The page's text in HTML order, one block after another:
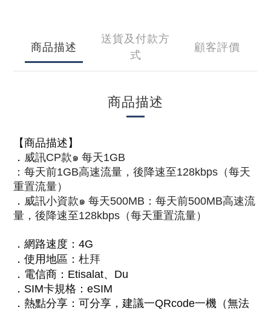
商品描述
送貨及付款方
式
顧客評價
商品描述
【商品描述】
． 威訊CP款๑ 每天1GB
：每天前1GB高速流量，後降速至128kbps（每天
重置流量）
． 威訊小資款๑ 每天500MB ：每天前500MB高速流
量，後降速至128kbps（每天重置流量）
． 網路速度：4G
． 使用地區 ： 杜拜
． 電信商：Etisalat、Du
． SIM卡規格：eSIM
． 熱點分享：可分享，建議一QRcode一機（無法